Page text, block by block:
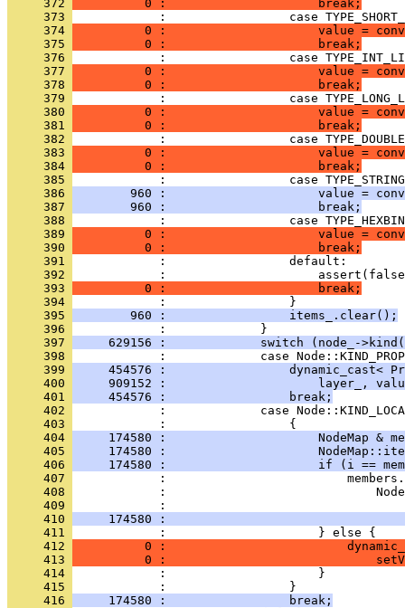
     372
          0 :                     break;
     373
     374
0 :                     value =
     375
          0 :                     break;
     376
     377
0 :                     value =
     378
          0 :                     break;
     379
     380
0 :                     value =
     381
          0 :                     break;
     382
     383
0 :                     value =
     384
          0 :                     break;
     385
     386
960 :                     value =
     387
        960 :                     break;
     388
     389
0 :                     value =
     390
          0 :                     break;
     391
     392
     393
          0 :                     break;
     394
     395
        960 :                 items_.clear();
     396
     397
629156 :             switch (node_-
     398
     399
454576 :                 dynamic_cast<
     400
909152 :                     layer_,
     401
     454576 :                 break;
     402
     403
     404
174580 :                     NodeMap &
     405
174580 :
     406
174580 :                     if (i ==
     407
     408
     409
     410
174580 :
     411
     412
0 :
     413
0 :
     414
     415
     416
     174580 :                 break;